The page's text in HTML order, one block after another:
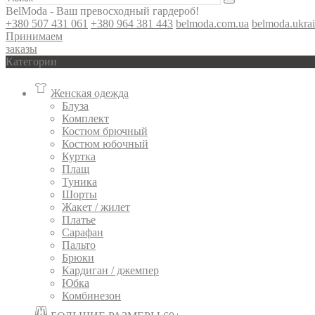
BelModa - Ваш превосходный гардероб!
+380 507 431 061 +380 964 381 443 belmoda.com.ua
Принимаем
заказы
Категории
Женская одежда
Блуза
Комплект
Костюм брючный
Костюм юбочный
Куртка
Плащ
Туника
Шорты
Жакет / жилет
Платье
Сарафан
Пальто
Брюки
Кардиган / джемпер
Юбка
Комбинезон